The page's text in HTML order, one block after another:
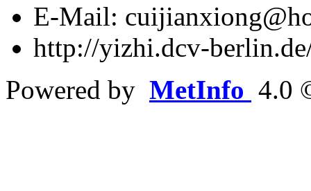
E-Mail:
http://yizhi.dcv-
Powered by MetInfo 4.0